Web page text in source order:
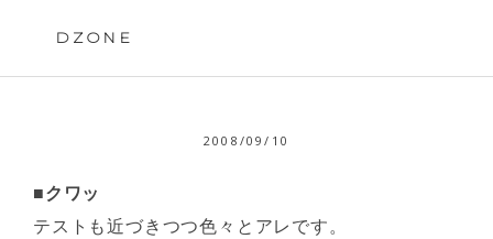
DZONE
2008/09/10
■クワッ
テストも近づきつつ色々とアレです。